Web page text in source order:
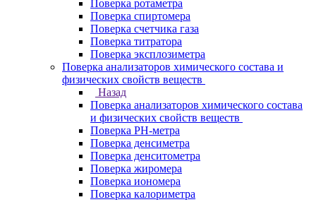
Поверка ротаметра
Поверка спиртомера
Поверка счетчика газа
Поверка титратора
Поверка эксплозиметра
Поверка анализаторов химического состава и
физических свойств веществ
Назад
Поверка анализаторов химического состава
и физических свойств веществ
Поверка PH-метра
Поверка денсиметра
Поверка денситометра
Поверка жиромера
Поверка иономера
Поверка калориметра